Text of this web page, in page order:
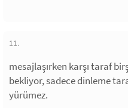
11.
mesajlaşırken karşı taraf
bekliyor, sadece dinleme
yürümez.